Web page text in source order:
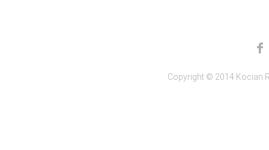
Copyright © 2014 Kocian